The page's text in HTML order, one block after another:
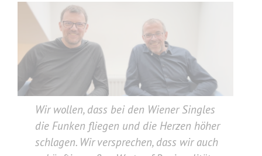
Wir wollen, dass bei den Wiener Singles
die Funken fliegen und die Herzen höher
schlagen. Wir versprechen, dass wir auch